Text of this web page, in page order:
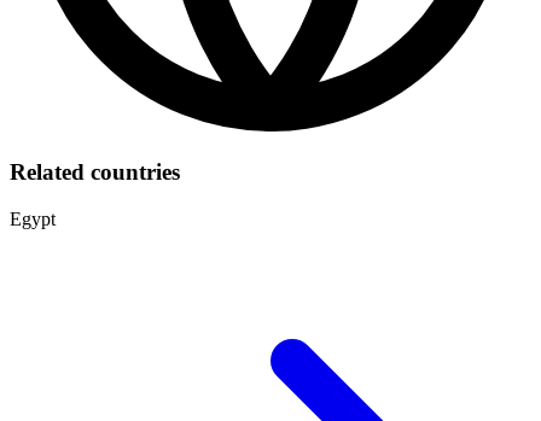
Related countries
Egypt